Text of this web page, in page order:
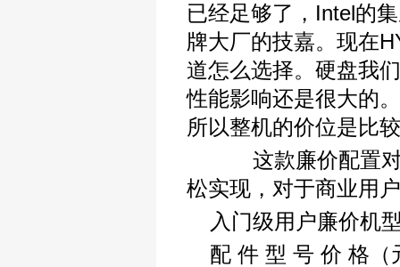
已经足够了，Intel的
牌大厂的技嘉。现在
道怎么选择。硬盘我
性能影响还是很大的
所以整机的价位是比
这款廉价配置对
松实现，对于商业用
入门级用户廉价机
配 件 型 号 价 格（